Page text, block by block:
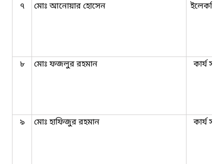
৭ মোঃ আনোয়ার হোসেন
৮ মোঃ ফজলুর রহমান কার্য
৯ মোঃ হাফিজুর রহমান কার্য